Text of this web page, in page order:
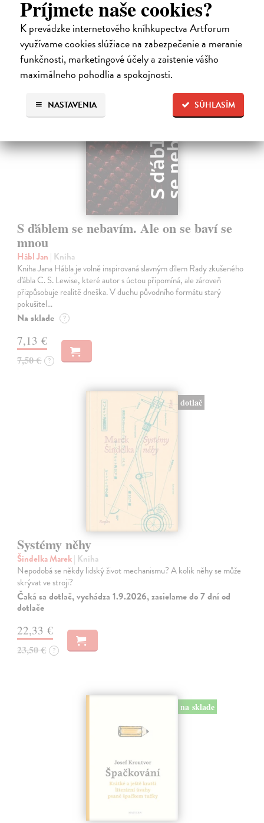
Príjmete naše cookies?
K prevádzke internetového kníhkupectva Artforum
využívame cookies slúžiace na zabezpečenie a meranie
funkčnosti, marketingové účely a zaistenie vášho
maximálneho pohodlia a spokojnosti.
SÚHLASÍM
NASTAVENIA
14,73 €
15,50 € ?
S ďáblem se nebavím. Ale on se baví se
mnou
Hábl Jan | Kniha
Kniha Jana Hábla je volně inspirovaná slavným dílem Rady zkušeného
ďábla C. S. Lewise, které autor s úctou připomíná, ale zároveň
přizpůsobuje realitě dneška. V duchu původního formátu starý
pokušitel…
Na sklade ?
7,13 €
7,50 € ?
dotlač
Systémy něhy
Šindelka Marek| Kniha
Nepodobá se někdy lidský život mechanismu? A kolik něhy se může
skrývat ve stroji?
Čaká sa dotlač, vychádza 1.9.2026, zasielame do 7 dní od
dotlače
22,33 €
23,50 € ?
na sklade